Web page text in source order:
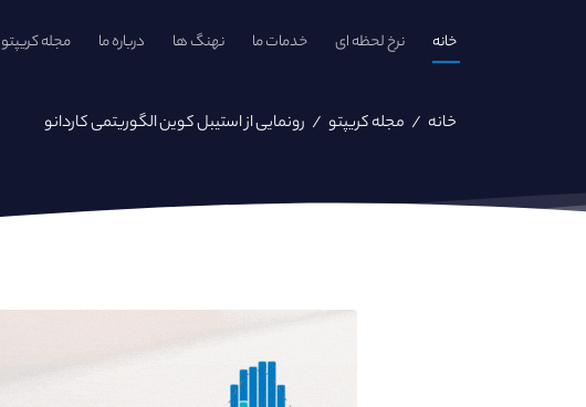
خانه نرخ لحظه ای خدمات ما نهنگ ها درباره ما مجله کریپتو
خانه / مجله کریپتو / رونمایی از استیبل کوین الگوریتمی کاردانو